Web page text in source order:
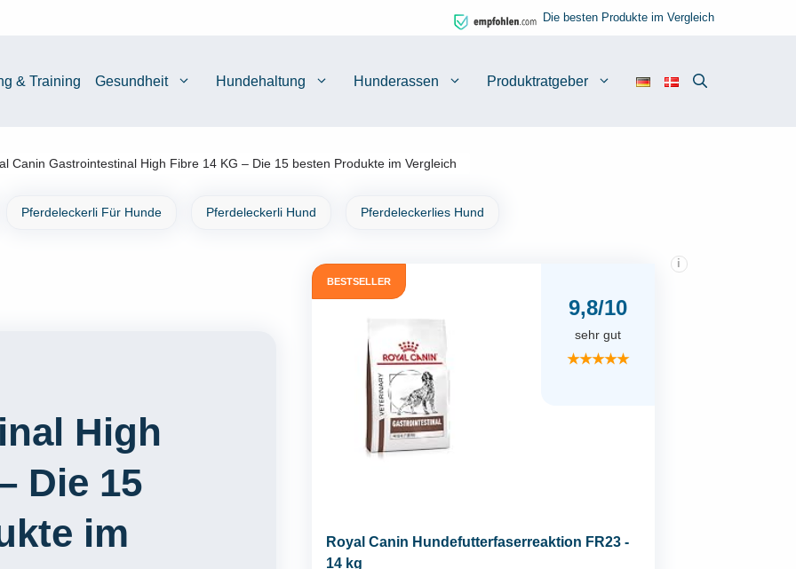
Die besten Produkte im Vergleich
& Training Gesundheit Hundehaltung Hunderassen Produktratgeber
Canin Gastrointestinal High Fibre 14 KG – Die 15 besten Produkte im Vergleich
Pferdeleckerli Für Hunde Pferdeleckerli Hund Pferdeleckerlies Hund
High
Die 15
im
BESTSELLER
9,8/10
i
sehr gut
★★★★★
Royal Canin Hundefutterfaserreaktion FR23 -
14 kg